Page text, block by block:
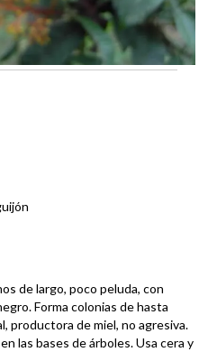
de largo, poco peluda, con
Forma colonias de hasta
productora de miel, no agresiva.
las bases de árboles. Usa cera y